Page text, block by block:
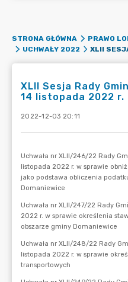
STRONA GŁÓWNA PRAWO
UCHWAŁY 2022
XLII Sesja Rady
14 listopada 2022 r.
2022-12-03 20:11